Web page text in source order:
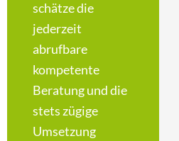
schätze die
jederzeit
abrufbare
kompetente
Beratung und die
stets zügige
Umsetzung